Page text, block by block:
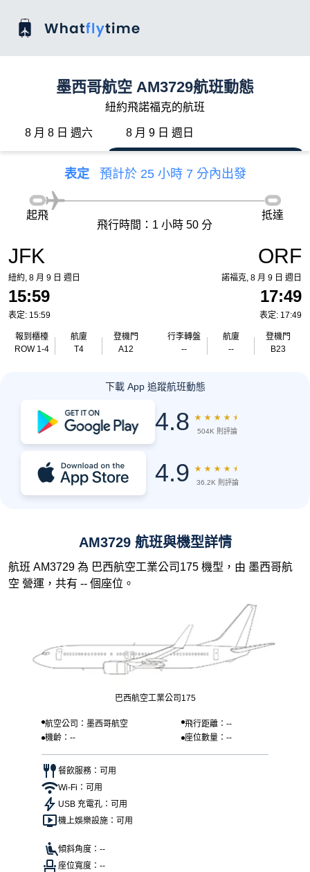
墨西哥航空 AM3729航班動態
紐約飛諾福克的航班
8 月 8 日 週六 8 月 9 日 週日
表定 預計於 25 小時 7 分內出發
JFK
紐約, 8 月 9 日 週日
15:59
表定: 15:59
報到櫃檯
ROW 1-4
航廈
T4
登機門
A12
起飛
飛行時間：1 小時 50 分
抵達
ORF
諾福克, 8 月 9 日 週日
17:49
表定: 17:49
行李轉盤
--
航廈
--
登機門
B23
下載 App 追蹤航班動態
4.8 ★ ★ ★ ★ ★
504K 則評論
4.9 ★ ★ ★ ★ ★
36.2K 則評論
AM3729 航班與機型詳情
航班 AM3729 為 巴西航空工業公司175 機型，由 墨西哥航
空 營運，共有 -- 個座位。
巴西航空工業公司175
航空公司：墨西哥航空
飛行距離：--
機齡：--
座位數量：--
餐飲服務：可用
Wi-Fi：可用
USB 充電孔：可用
機上娛樂設施：可用
傾斜角度：--
座位寬度：--